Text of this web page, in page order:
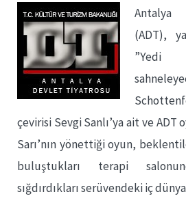
Antalya
(ADT),
”Yedi
çevirisi Sevgi Sanlı’ya ait ve ADT
Sarı’nın yönettiği oyun,
buluştukları terapi
sığdırdıkları serüvendeki iç